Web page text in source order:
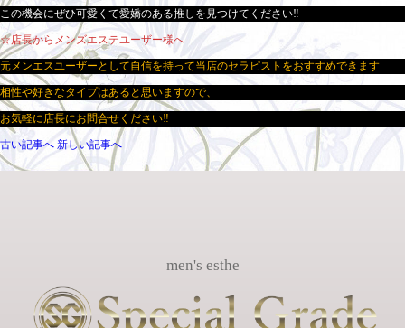
この機会にぜひ可愛くて愛嬌のある推しを見つけてください‼
☆店長からメンズエステユーザー様へ
元メンエスユーザーとして自信を持って当店のセラピストをおすすめできます
相性や好きなタイプはあると思いますので、
お気軽に店長にお問合せください‼
古い記事へ 新しい記事へ
men's esthe